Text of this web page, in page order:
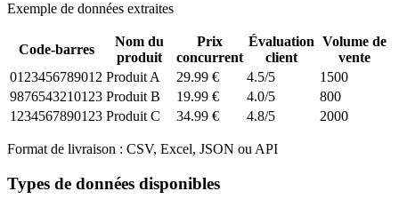
Exemple de données extraites
Code-barres
Nom du
produit
Prix
concurrent
Évaluation
client
Volume de
vente
0123456789012 Produit A 29.99 € 4.5/5
1500
9876543210123 Produit B 19.99 € 4.0/5
800
1234567890123 Produit C 34.99 € 4.8/5 2000
Format de livraison : CSV, Excel, JSON ou API
Types de données disponibles